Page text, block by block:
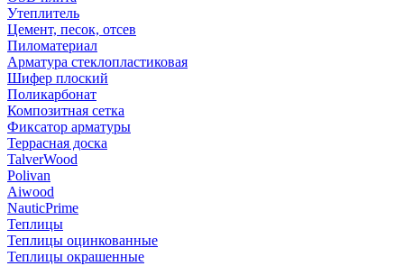
Утеплитель
Цемент, песок, отсев
Пиломатериал
Арматура стеклопластиковая
Шифер плоский
Поликарбонат
Композитная сетка
Фиксатор арматуры
Террасная доска
TalverWood
Polivan
Aiwood
NauticPrime
Теплицы
Теплицы оцинкованные
Теплицы окрашенные